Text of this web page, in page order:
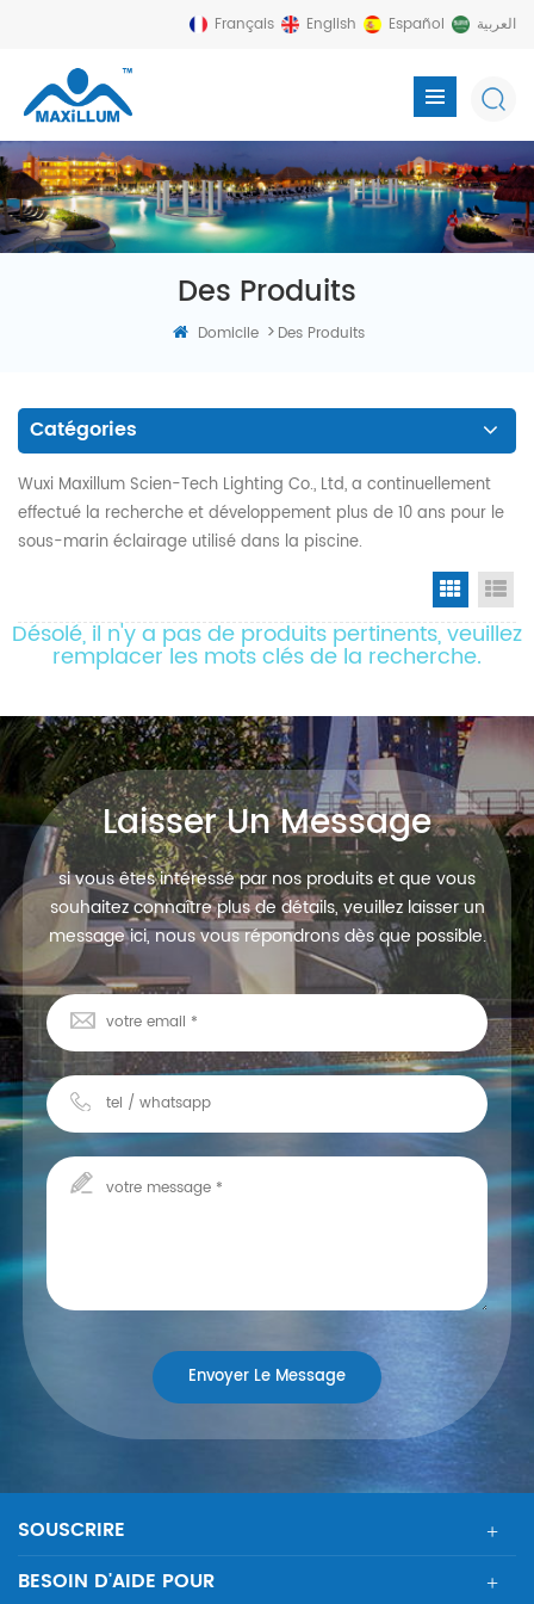
Français English Español العربية
Des Produits
Domicile > Des Produits
Catégories
Wuxi Maxillum Scien-Tech Lighting Co., Ltd, a continuellement
effectué la recherche et développement plus de 10 ans pour le
sous-marin éclairage utilisé dans la piscine.
Grid
Désolé, il n'y a pas de produits pertinents, veuillez
remplacer les mots clés de la recherche.
Laisser Un Message
si vous êtes intéressé par nos produits et que vous
souhaitez connaître plus de détails, veuillez laisser un
message ici, nous vous répondrons dès que possible.
SOUSCRIRE
BESOIN D'AIDE POUR